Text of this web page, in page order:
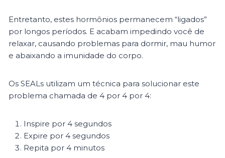
Entretanto, estes hormônios permanecem “ligados”
por longos períodos. E acabam impedindo você de
relaxar, causando problemas para dormir, mau humor
e abaixando a imunidade do corpo.
Os SEALs utilizam um técnica para solucionar este
problema chamada de 4 por 4 por 4:
Inspire por 4 segundos
Expire por 4 segundos
Repita por 4 minutos